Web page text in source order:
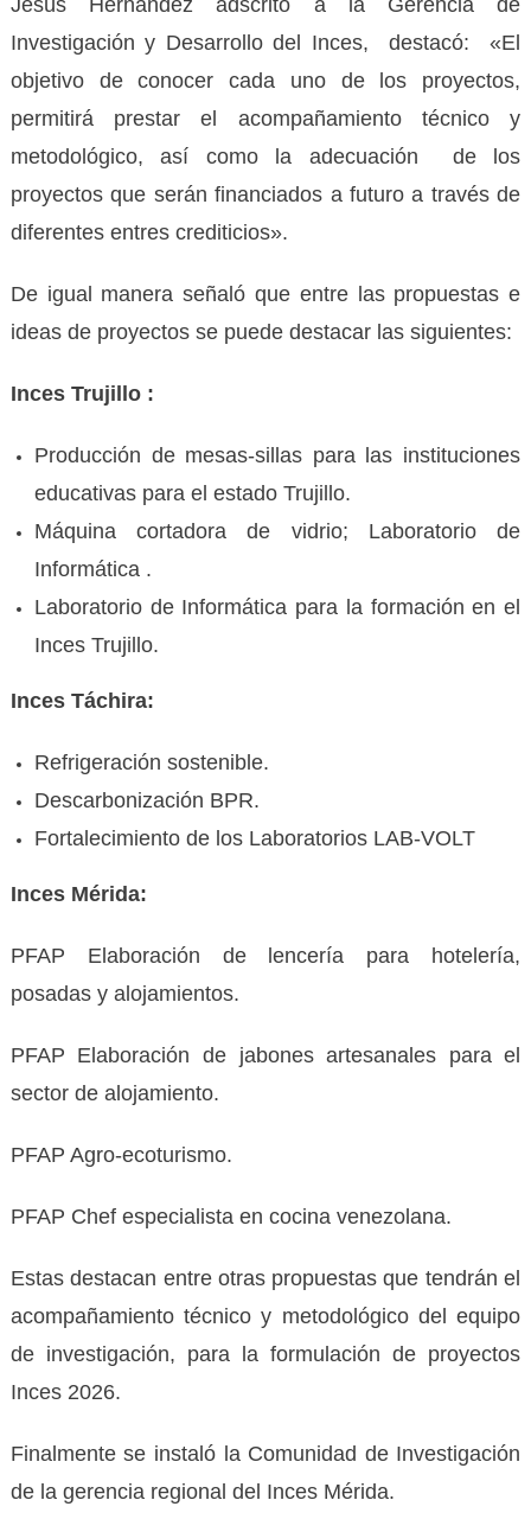
Investigación y Desarrollo del Inces, destacó: «El
objetivo de conocer cada uno de los proyectos,
permitirá prestar el acompañamiento técnico y
metodológico, así como la adecuación de los
proyectos que serán financiados a futuro a través de
diferentes entres crediticios».
De igual manera señaló que entre las propuestas e
ideas de proyectos se puede destacar las siguientes:
Inces Trujillo :
Producción de mesas-sillas para las instituciones
educativas para el estado Trujillo.
Máquina cortadora de vidrio; Laboratorio de
Informática .
Laboratorio de Informática para la formación en el
Inces Trujillo.
Inces Táchira:
Refrigeración sostenible.
Descarbonización BPR.
Fortalecimiento de los Laboratorios LAB-VOLT
Inces Mérida:
PFAP Elaboración de lencería para hotelería,
posadas y alojamientos.
PFAP Elaboración de jabones artesanales para el
sector de alojamiento.
PFAP Agro-ecoturismo.
PFAP Chef especialista en cocina venezolana.
Estas destacan entre otras propuestas que tendrán el
acompañamiento técnico y metodológico del equipo
de investigación, para la formulación de proyectos
Inces 2026.
Finalmente se instaló la Comunidad de Investigación
de la gerencia regional del Inces Mérida.